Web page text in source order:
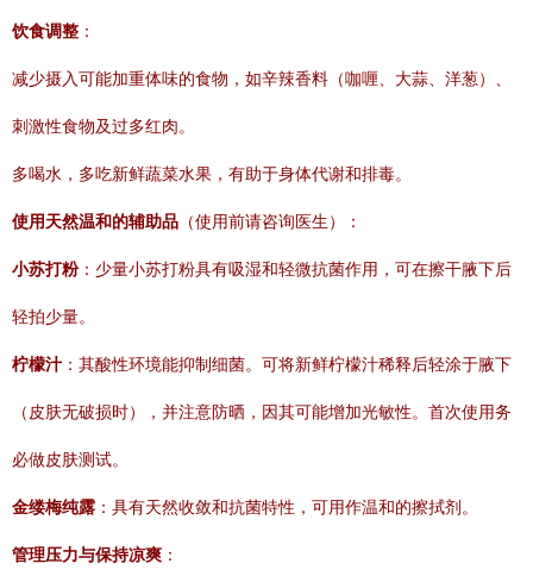
饮食调整 ：
减少摄入可能加重体味的食物，如辛辣香料（咖喱、大蒜、洋葱）、
刺激性食物及过多红肉。
多喝水，多吃新鲜蔬菜水果，有助于身体代谢和排毒。
使用天然温和的辅助品 （使用前请咨询医生）：
小苏打粉：少量小苏打粉具有吸湿和轻微抗菌作用，可在擦干腋下后
轻拍少量。
柠檬汁：其酸性环境能抑制细菌。可将新鲜柠檬汁稀释后轻涂于腋下
（皮肤无破损时），并注意防晒，因其可能增加光敏性。首次使用务
必做皮肤测试。
金缕梅纯露 ：具有天然收敛和抗菌特性，可用作温和的擦拭剂。
管理压力与保持凉爽 ：